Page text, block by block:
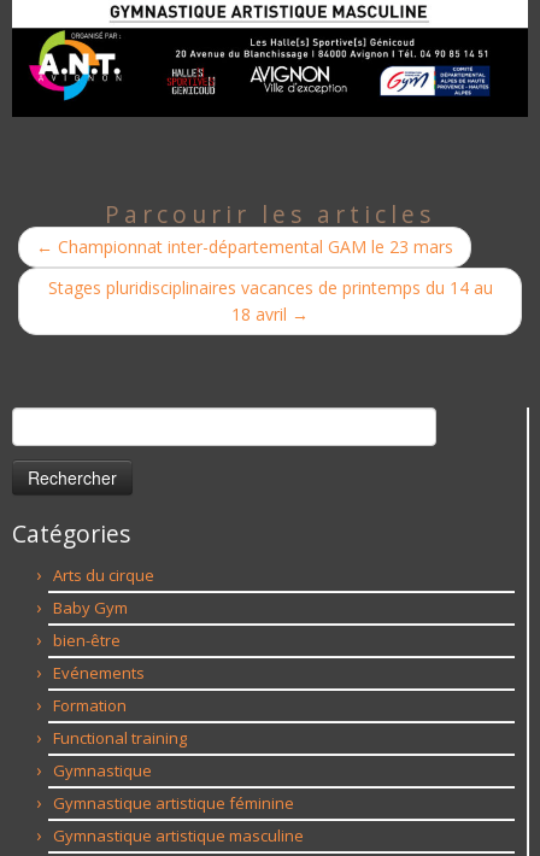
Parcourir les articles
← Championnat inter-départemental GAM le 23 mars
Stages pluridisciplinaires vacances de printemps du 14 au
18 avril →
Rechercher :
Catégories
Arts du cirque
Baby Gym
bien-être
Evénements
Formation
Functional training
Gymnastique
Gymnastique artistique féminine
Gymnastique artistique masculine